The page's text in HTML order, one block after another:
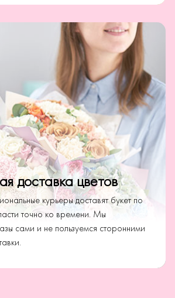
доставка цветов
курьеры доставят букет по
точно ко времени. Мы
сами и не пользуемся сторонними